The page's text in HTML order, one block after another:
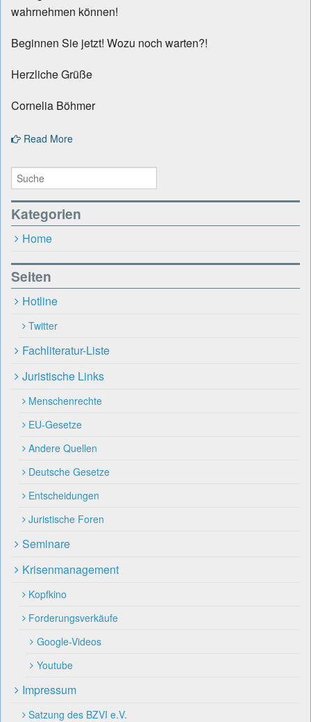
wahrnehmen können!
Beginnen Sie jetzt! Wozu noch warten?!
Herzliche Grüße
Cornelia Böhmer
Read More
Kategorien
Home
Seiten
Hotline
Twitter
Fachliteratur-Liste
Juristische Links
Menschenrechte
EU-Gesetze
Andere Quellen
Deutsche Gesetze
Entscheidungen
Juristische Foren
Seminare
Krisenmanagement
Kopfkino
Forderungsverkäufe
Google-Videos
Youtube
Impressum
Satzung des BZVI e.V.